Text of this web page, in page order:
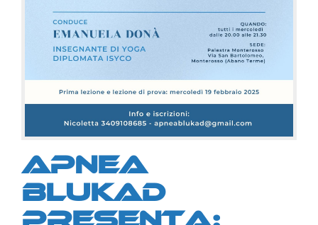
Apnea
Blukad